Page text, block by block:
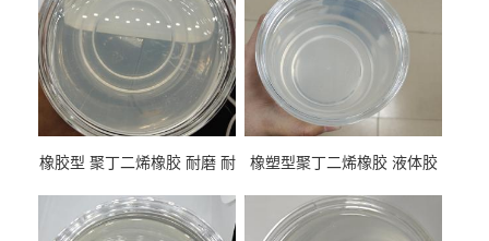
橡胶型 聚丁二烯橡胶 耐磨 耐
性
橡塑型聚丁二烯橡胶 液体胶
专用